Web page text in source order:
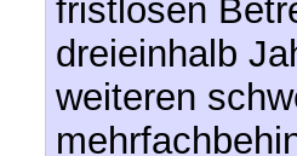
fristlosen
dreieinhalb
weiteren